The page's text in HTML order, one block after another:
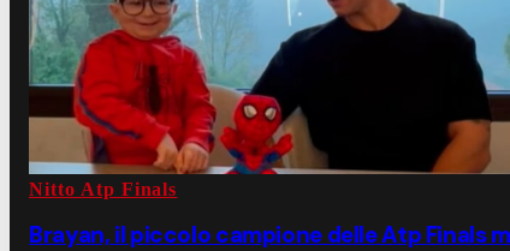
Nitto Atp Finals
Brayan, il piccolo campione delle Atp Finals